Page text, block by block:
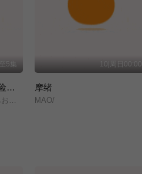
5集
骸骨骑士大人异世界冒险中 第二季
骸骨騎士様、只今異世界へお出掛け中Ⅱ/
10|周日00:00
摩绪
MAO/